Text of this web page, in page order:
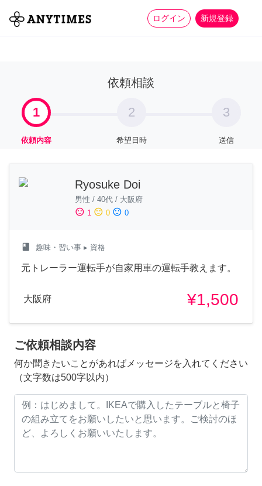
ログイン 新規登録
全て 家事 more_horiz
依頼相談
1
依頼内容
2
希望日時
3
送信
Ryosuke Doi
男性 / 40代 / 大阪府
sentiment_satisfied 1 sentiment_neutral 0 sentiment_dissatisfied 0
class 趣味・習い事 ▸ 資格
元トレーラー運転手が自家用車の運転手教えます。
大阪府 ¥1,500
ご依頼相談内容
何か聞きたいことがあればメッセージを入れてください
（文字数は500字以内）